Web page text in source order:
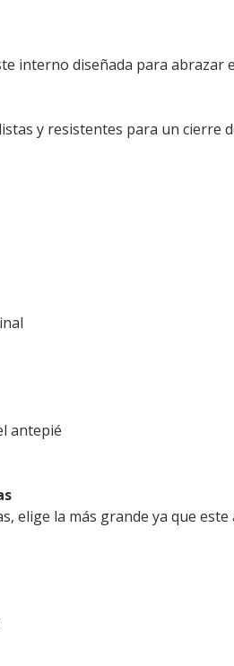
interno diseñada para
y resistentes para un cierre
antepié
elige la más grande ya que